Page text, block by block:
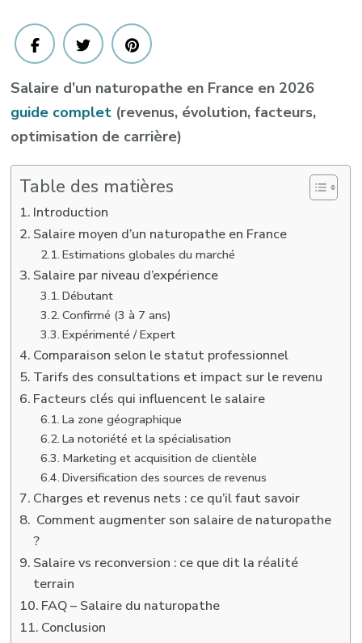
France
en
Salaire d’un naturopathe en France en 2026
guide complet (revenus, évolution, facteurs,
optimisation de carrière)
Table des matières
Introduction
Salaire moyen d’un naturopathe en France
Estimations globales du marché
Salaire par niveau d’expérience
Débutant
Confirmé (3 à 7 ans)
Expérimenté / Expert
Comparaison selon le statut professionnel
Tarifs des consultations et impact sur le revenu
Facteurs clés qui influencent le salaire
La zone géographique
La notoriété et la spécialisation
Marketing et acquisition de clientèle
Diversification des sources de revenus
Charges et revenus nets : ce qu’il faut savoir
Comment augmenter son salaire de naturopathe
?
Salaire vs reconversion : ce que dit la réalité
terrain
FAQ – Salaire du naturopathe
Conclusion